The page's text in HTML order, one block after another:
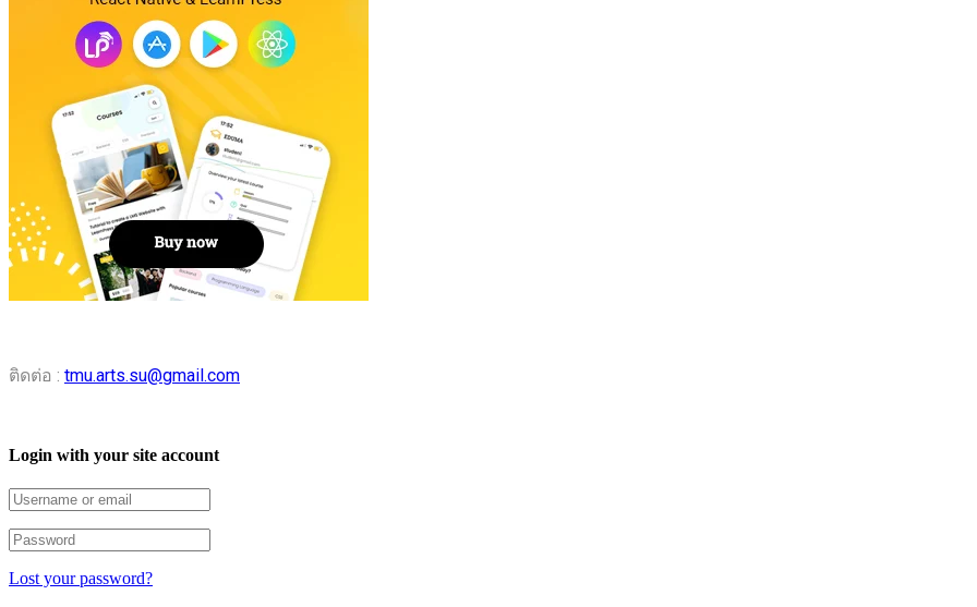
ติดต่อ : tmu.arts.su@gmail.com
Login with your site account
Lost your password?